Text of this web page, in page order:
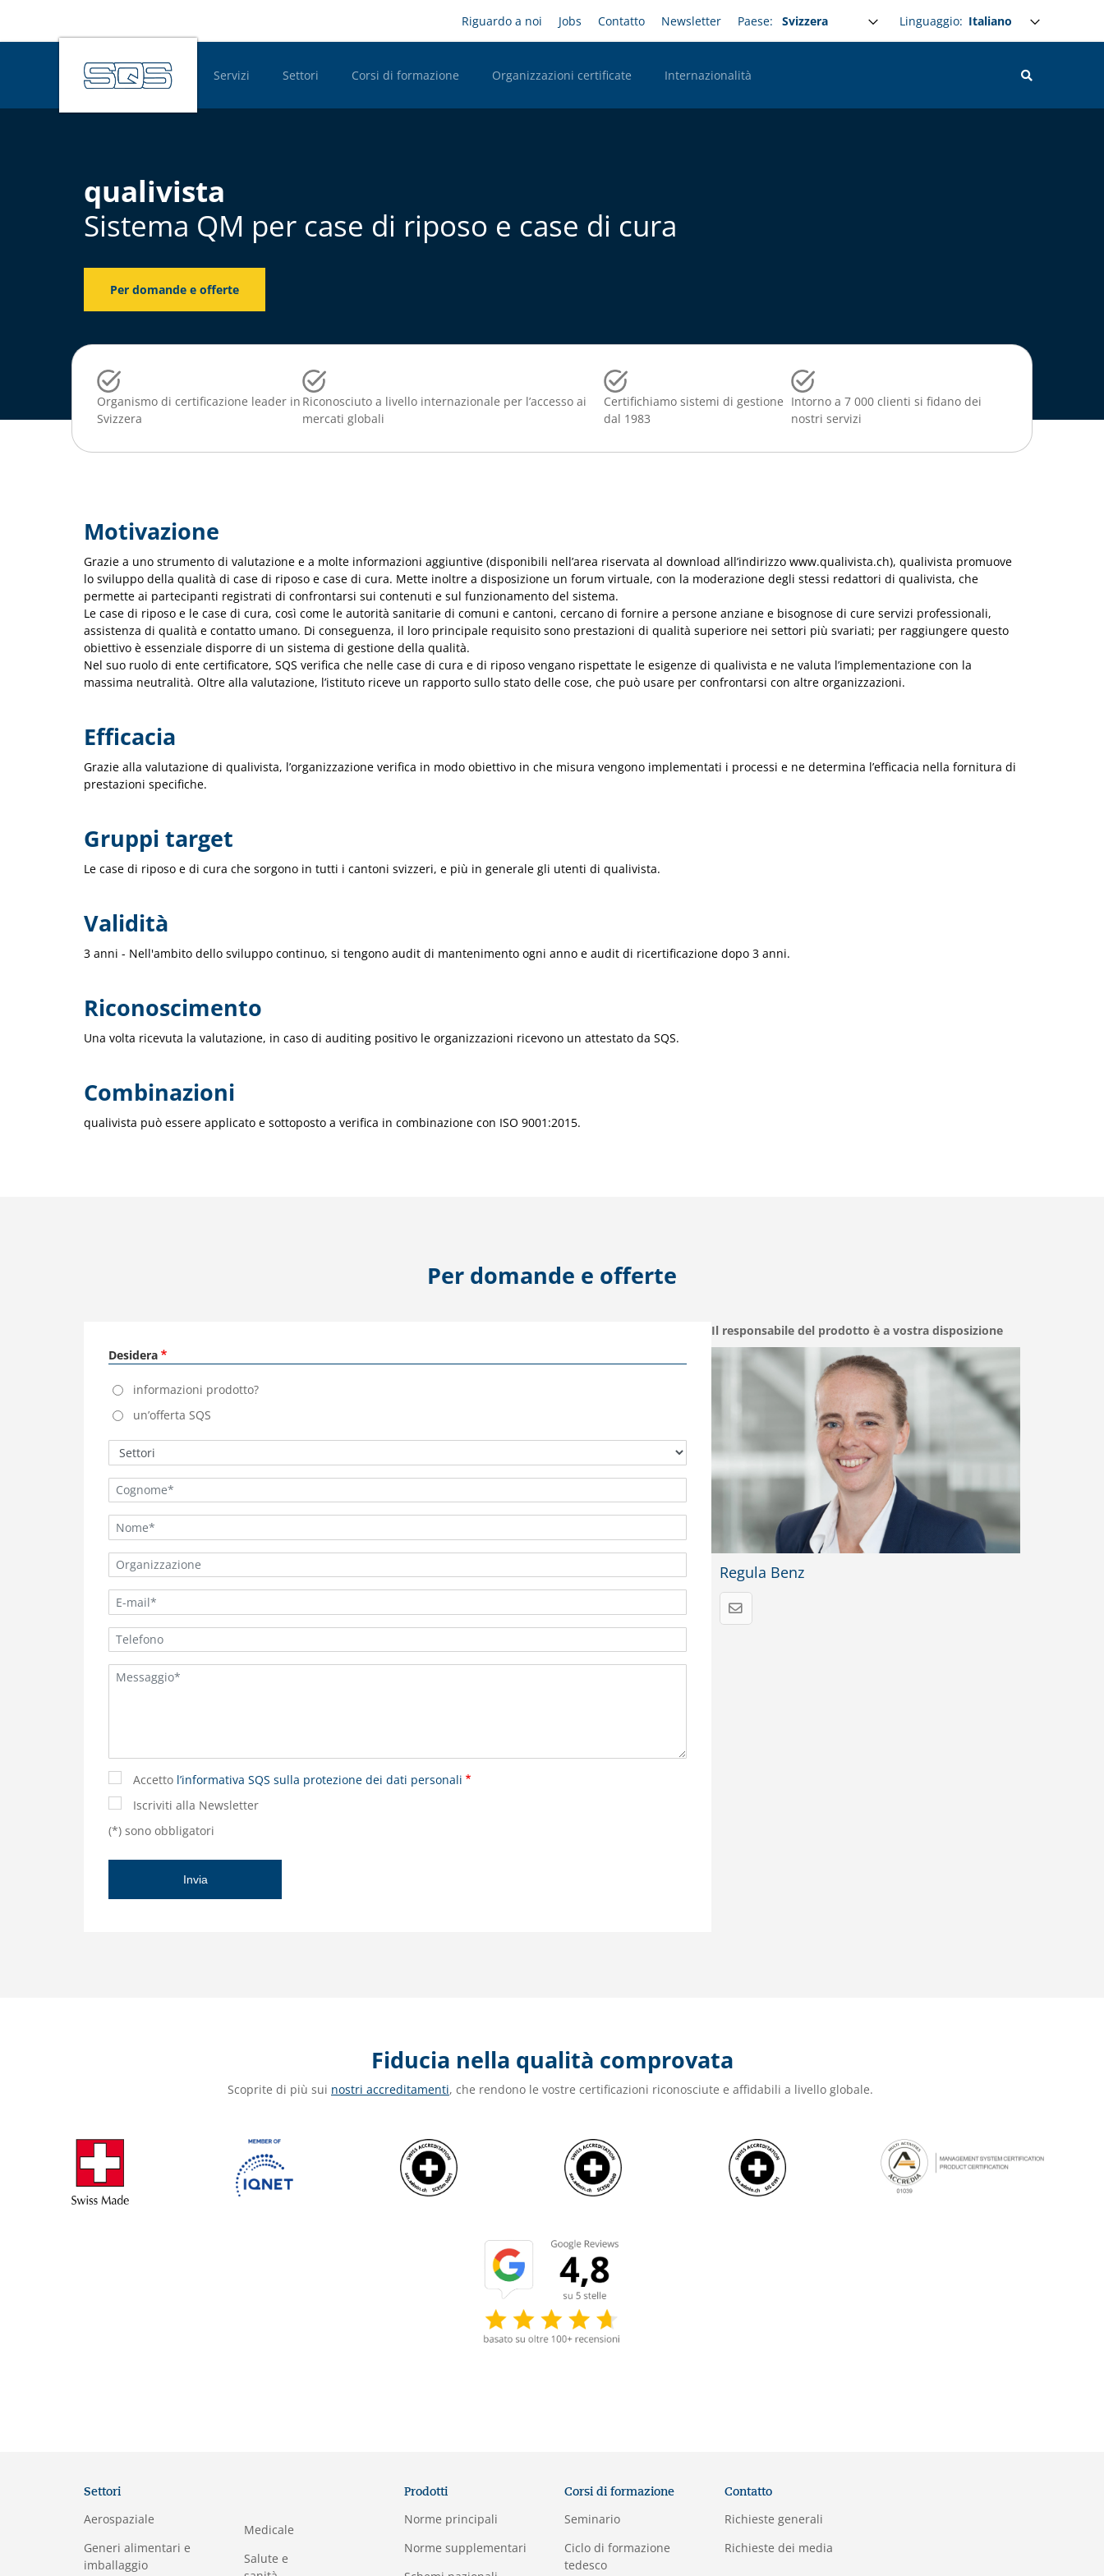
al
contenuto
Headernavigation
Riguardo a noi Jobs Contatto Newsletter Paese: Linguaggio: Select your language
Hauptnavigation Desktop
Servizi Settori Corsi di formazione Organizzazioni certificate Internazionalità
qualivista
Sistema QM per case di riposo e case di cura
Per domande e offerte
Organismo di certificazione leader in
Svizzera
Riconosciuto a livello internazionale per l’accesso ai
mercati globali
Certifichiamo sistemi di gestione
dal 1983
Intorno a 7 000 clienti si fidano dei
nostri servizi
Motivazione
Grazie a uno strumento di valutazione e a molte informazioni aggiuntive (disponibili nell’area riservata al download all’indirizzo www.qualivista.ch), qualivista promuove
lo sviluppo della qualità di case di riposo e case di cura. Mette inoltre a disposizione un forum virtuale, con la moderazione degli stessi redattori di qualivista, che
permette ai partecipanti registrati di confrontarsi sui contenuti e sul funzionamento del sistema.
Le case di riposo e le case di cura, così come le autorità sanitarie di comuni e cantoni, cercano di fornire a persone anziane e bisognose di cure servizi professionali,
assistenza di qualità e contatto umano. Di conseguenza, il loro principale requisito sono prestazioni di qualità superiore nei settori più svariati; per raggiungere questo
obiettivo è essenziale disporre di un sistema di gestione della qualità.
Nel suo ruolo di ente certificatore, SQS verifica che nelle case di cura e di riposo vengano rispettate le esigenze di qualivista e ne valuta l’implementazione con la
massima neutralità. Oltre alla valutazione, l’istituto riceve un rapporto sullo stato delle cose, che può usare per confrontarsi con altre organizzazioni.
Efficacia
Grazie alla valutazione di qualivista, l’organizzazione verifica in modo obiettivo in che misura vengono implementati i processi e ne determina l’efficacia nella fornitura di
prestazioni specifiche.
Gruppi target
Le case di riposo e di cura che sorgono in tutti i cantoni svizzeri, e più in generale gli utenti di qualivista.
Validità
3 anni - Nell'ambito dello sviluppo continuo, si tengono audit di mantenimento ogni anno e audit di ricertificazione dopo 3 anni.
Riconoscimento
Una volta ricevuta la valutazione, in caso di auditing positivo le organizzazioni ricevono un attestato da SQS.
Combinazioni
qualivista può essere applicato e sottoposto a verifica in combinazione con ISO 9001:2015.
Per domande e offerte
Desidera
informazioni prodotto?
un’offerta SQS
Accetto l’informativa SQS sulla protezione dei dati personali
Iscriviti alla Newsletter
(*) sono obbligatori
Il responsabile del prodotto è a vostra disposizione
Regula Benz
Fiducia nella qualità comprovata
Scoprite di più sui nostri accreditamenti, che rendono le vostre certificazioni riconosciute e affidabili a livello globale.
Settori
Aerospaziale
Generi alimentari e
imballaggio
Medicale
Salute e
Prodotti
Norme principali
Norme supplementari
Corsi di formazione
Seminario
Ciclo di formazione
tedesco
Contatto
Richieste generali
Richieste dei media